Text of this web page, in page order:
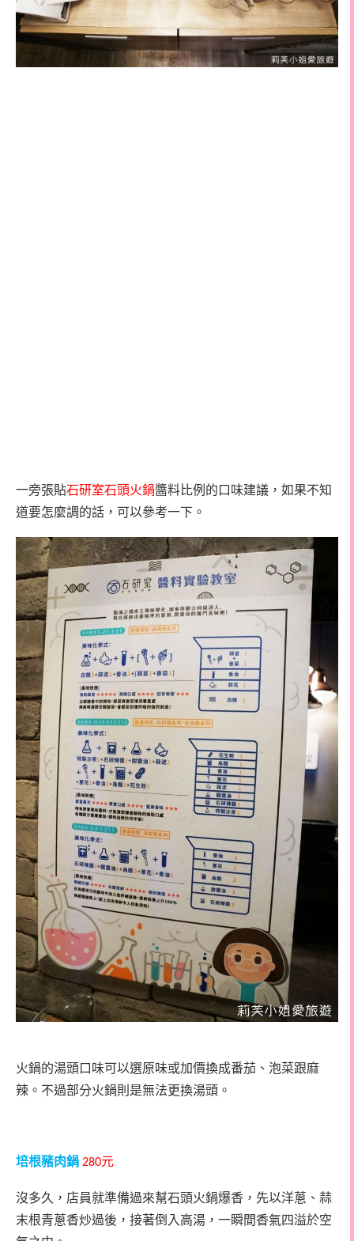
一旁張貼石研室石頭火鍋醬料比例的口味建議，如果不知
道要怎麼調的話，可以參考一下。
火鍋的湯頭口味可以選原味或加價換成番茄、泡菜跟麻
辣。不過部分火鍋則是無法更換湯頭。
培根豬肉鍋 280元
沒多久，店員就準備過來幫石頭火鍋爆香，先以洋蔥、蒜
末根青蔥香炒過後，接著倒入高湯，一瞬間香氣四溢於空